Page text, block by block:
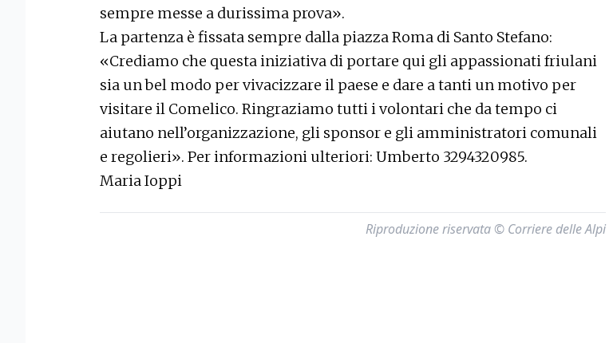
sempre messe a durissima prova».
La partenza è fissata sempre dalla piazza Roma di Santo Stefano:
«Crediamo che questa iniziativa di portare qui gli appassionati friulani
sia un bel modo per vivacizzare il paese e dare a tanti un motivo per
visitare il Comelico. Ringraziamo tutti i volontari che da tempo ci
aiutano nell’organizzazione, gli sponsor e gli amministratori comunali
e regolieri». Per informazioni ulteriori: Umberto 3294320985.
Maria Ioppi
Riproduzione riservata © Corriere delle Alpi